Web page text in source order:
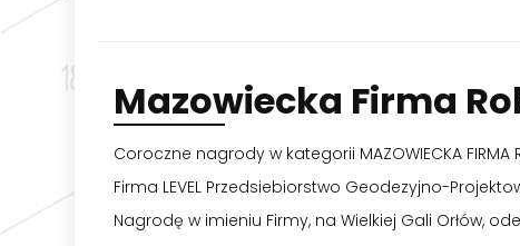
Mazowiecka Firma
Coroczne nagrody w kategorii MAZOWIECKA
Firma LEVEL Przedsiebiorstwo Geodezyjno-
Nagrodę w imieniu Firmy, na Wielkiej Gali Orłów,